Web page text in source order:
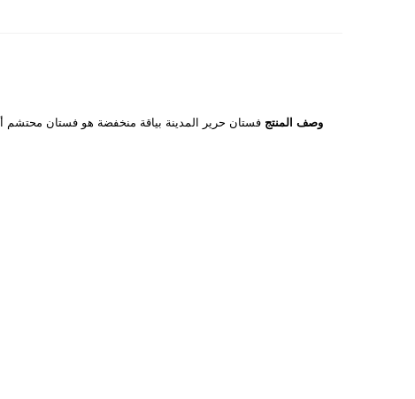
وصف المنتج فستان حرير المدينة بياقة منخفضة هو فستان محتشم